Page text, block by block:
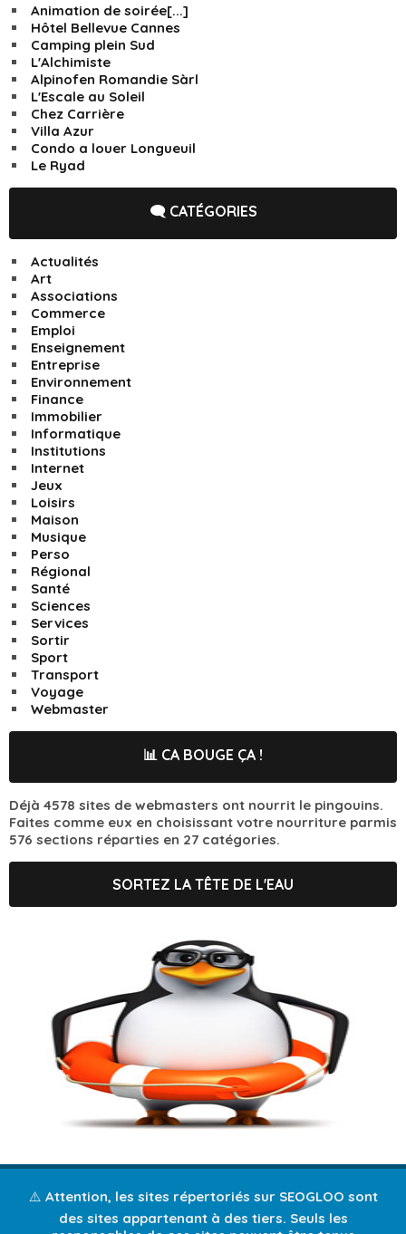
Animation de soirée[...]
Hôtel Bellevue Cannes
Camping plein Sud
L'Alchimiste
Alpinofen Romandie Sàrl
L'Escale au Soleil
Chez Carrière
Villa Azur
Condo a louer Longueuil
Le Ryad
🗨️ CATÉGORIES
Actualités
Art
Associations
Commerce
Emploi
Enseignement
Entreprise
Environnement
Finance
Immobilier
Informatique
Institutions
Internet
Jeux
Loisirs
Maison
Musique
Perso
Régional
Santé
Sciences
Services
Sortir
Sport
Transport
Voyage
Webmaster
📊 CA BOUGE ÇA !
Déjà 4578 sites de webmasters ont nourrit le pingouins.
Faites comme eux en choisissant votre nourriture parmis
576 sections réparties en 27 catégories.
SORTEZ LA TÊTE DE L'EAU
⚠️ Attention, les sites répertoriés sur SEOGLOO sont
des sites appartenant à des tiers. Seuls les